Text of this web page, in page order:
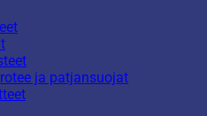
ja patjansuojat